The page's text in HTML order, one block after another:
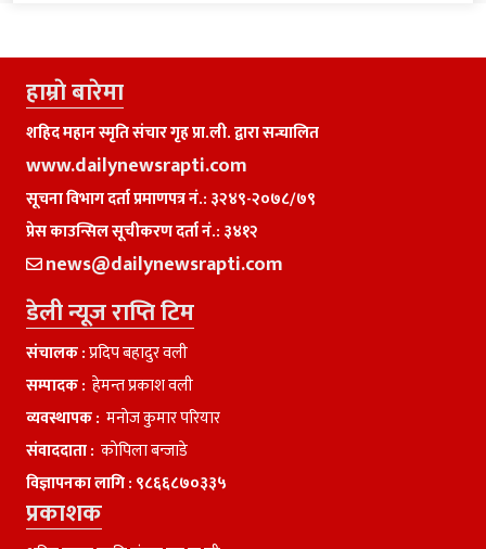
हाम्राे बारेमा
शहिद महान स्मृति संचार गृह प्रा.ली. द्वारा सन्चालित
www.dailynewsrapti.com
सूचना विभाग दर्ता प्रमाणपत्र नं.: ३२४९-२०७८/७९
प्रेस काउन्सिल सूचीकरण दर्ता नं.: ३४१२
news@dailynewsrapti.com
डेली न्यूज राप्ति टिम
संचालक :प्रदिप बहादुर वली
सम्पादक : हेमन्त प्रकाश वली
व्यवस्थापक : मनाेज कुमार परियार
संवाददाता : काेपिला बन्जाडे
विज्ञापनका लागि : ९८६६८७०३३५
प्रकाशक